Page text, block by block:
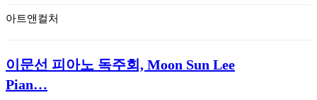
아트앤컬처
이문선 피아노 독주회, Moon Sun Lee
Pian…